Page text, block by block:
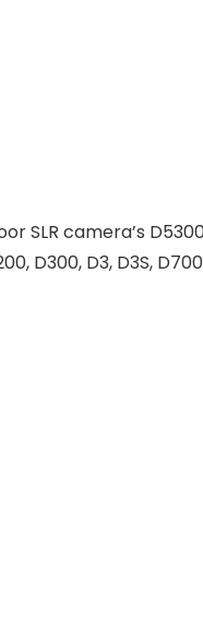
SLR camera’s
D300, D3, D3S, D700